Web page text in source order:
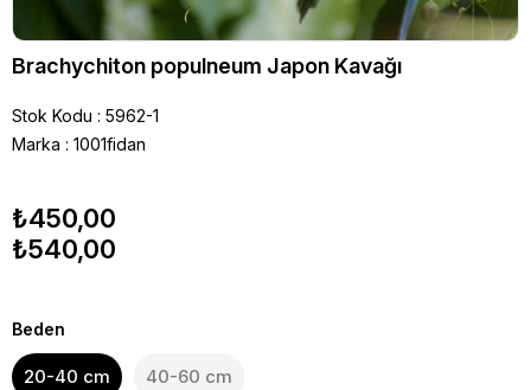
Brachychiton populneum Japon Kavağı
Stok Kodu
5962-1
Marka : 1001fidan
₺450,00
₺540,00
Beden
20-40 cm 40-60 cm